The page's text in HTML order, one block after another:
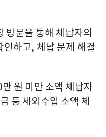
방문을 통해 체납자의
하고, 체납 문제 해결
원 미만 소액 체납자
등 세외수입 소액 체